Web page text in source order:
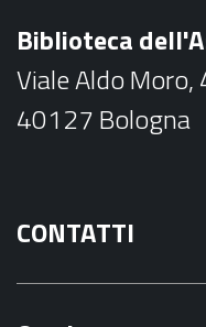
o
k
Biblioteca
Viale Aldo Moro,
40127 Bologna
CONTATTI